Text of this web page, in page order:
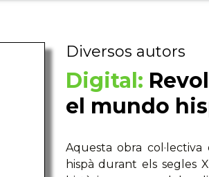
Diversos autors
Digital:
el mundo
Aquesta obra
hispà durant els segles